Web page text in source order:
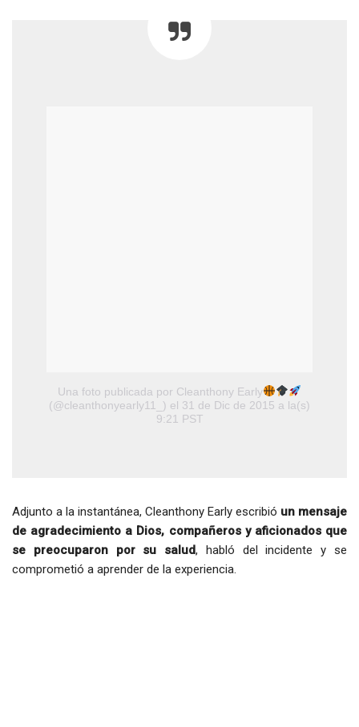
Una foto publicada por Cleanthony Early
(@cleanthonyearly11_) el 31 de Dic de 2015 a la(s)
9:21 PST
Adjunto a la instantánea, Cleanthony Early escribió un mensaje
de agradecimiento a Dios, compañeros y aficionados que
se preocuparon por su salud, habló del incidente y se
comprometió a aprender de la experiencia.